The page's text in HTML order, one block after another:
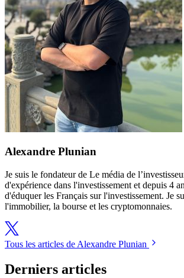
Alexandre Plunian
Je suis le fondateur de Le média de
d'expérience dans l'investissement et depuis 4
d'éduquer les Français sur l'investissement. Je
l'immobilier, la bourse et les cryptomonnaies.
Tous les articles de Alexandre Plunian
Derniers articles